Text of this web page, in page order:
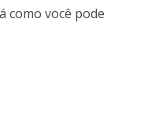
como você pode